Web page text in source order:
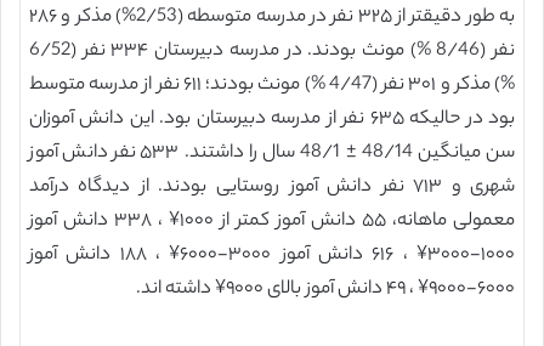
به طور دقیقتر از ۳۲۵ نفر در مدرسه متوسطه (2/53%) مذکر و ۲۸۶
نفر (8/46 %) مونث بودند. در مدرسه دبیرستان ۳۳۴ نفر (6/52
%) مذکر و ۳۰۱ نفر (4/47 %) مونث بودند؛ ۶۱۱ نفر از مدرسه متوسط
بود در حالیکه ۶۳۵ نفر از مدرسه دبیرستان بود. این دانش آموزان
سن میانگین 48/14 ± 48/1 سال را داشتند. ۵۳۳ نفر دانش آموز
شهری و ۷۱۳ نفر دانش آموز روستایی بودند. از دیدگاه درآمد
معمولی ماهانه، ۵۵ دانش آموز کمتر از ۱۰۰۰¥ ، ۳۳۸ دانش آموز
۱۰۰۰-۳۰۰۰¥ ، ۶۱۶ دانش آموز ۳۰۰۰-۶۰۰۰¥ ، ۱۸۸ دانش آموز
۶۰۰۰-۹۰۰۰¥ ، ۴۹ دانش آموز بالای ۹۰۰۰¥ داشته اند.